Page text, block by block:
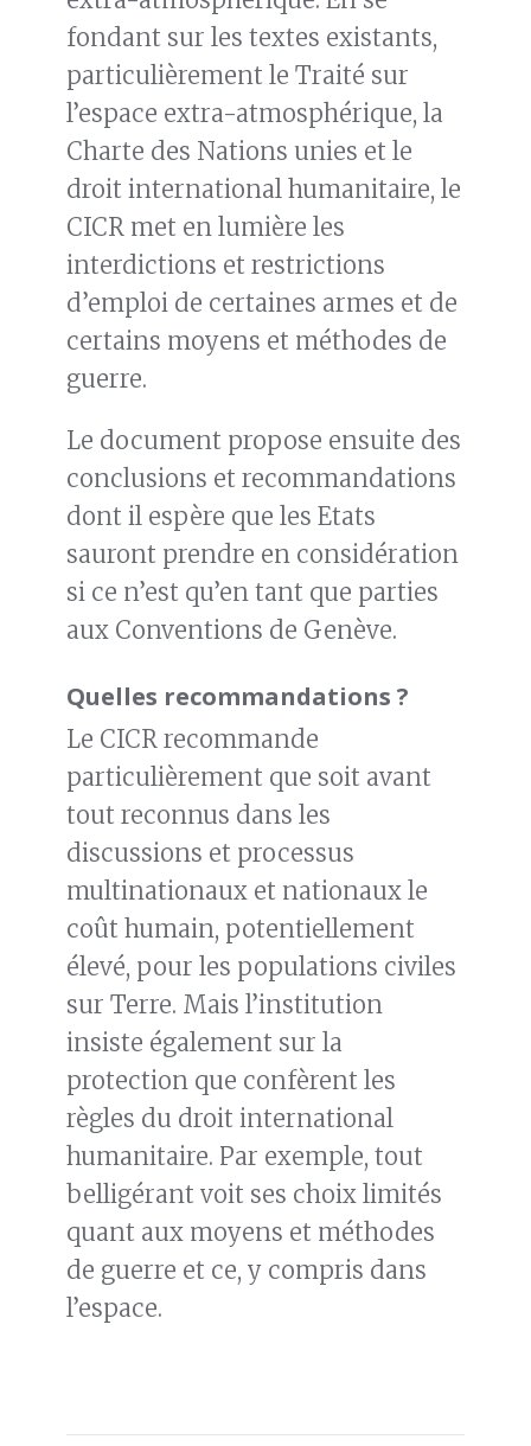
fondant sur les textes existants,
particulièrement le Traité sur
l’espace extra-atmosphérique, la
Charte des Nations unies et le
droit international humanitaire, le
CICR met en lumière les
interdictions et restrictions
d’emploi de certaines armes et de
certains moyens et méthodes de
guerre.
Le document propose ensuite des
conclusions et recommandations
dont il espère que les Etats
sauront prendre en considération
si ce n’est qu’en tant que parties
aux Conventions de Genève.
Quelles recommandations ?
Le CICR recommande
particulièrement que soit avant
tout reconnus dans les
discussions et processus
multinationaux et nationaux le
coût humain, potentiellement
élevé, pour les populations civiles
sur Terre. Mais l’institution
insiste également sur la
protection que confèrent les
règles du droit international
humanitaire. Par exemple, tout
belligérant voit ses choix limités
quant aux moyens et méthodes
de guerre et ce, y compris dans
l’espace.